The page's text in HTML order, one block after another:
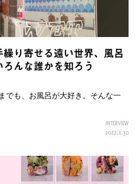
り寄せる遠い世界、風呂
んな誰かを知ろう
でも、お風呂が大好き。そんな一
INTERVIEW
2022.1.30